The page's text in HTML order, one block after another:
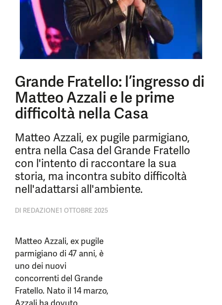
Grande Fratello: l’ingresso di
Matteo Azzali e le prime
difficoltà nella Casa
Matteo Azzali, ex pugile parmigiano,
entra nella Casa del Grande Fratello
con l'intento di raccontare la sua
storia, ma incontra subito difficoltà
nell'adattarsi all'ambiente.
DI REDAZIONE1 OTTOBRE 2025
Matteo Azzali, ex pugile
parmigiano di 47 anni, è
uno dei nuovi
concorrenti del Grande
Fratello. Nato il 14 marzo,